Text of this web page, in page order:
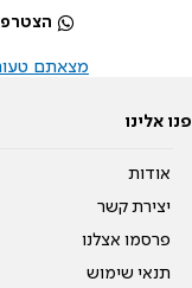
מצאתם
פנו אלינו
אודות
יצירת קשר
פרסמו אצלנו
תנאי שימוש